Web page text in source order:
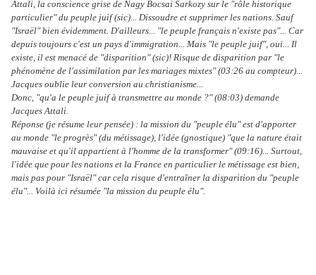
Attali, la conscience grise de Nagy Bocsai Sarkozy sur le "rôle historique
particulier" du peuple juif (sic)... Dissoudre et supprimer les nations. Sauf
"Israël" bien évidemment. D'ailleurs... "le peuple français n'existe pas"... Car
depuis toujours c'est un pays d'immigration... Mais "le peuple juif", oui... Il
existe, il est menacé de "disparition" (sic)! Risque de disparition par "le
phénomène de l'assimilation par les mariages mixtes" (03:26 au compteur)...
Jacques oublie leur conversion au christianisme...
Donc, "qu'a le peuple juif à transmettre au monde ?" (08:03) demande
Jacques Attali.
Réponse (je résume leur pensée) : la mission du "peuple élu" est d'apporter
au monde "le progrès" (du métissage), l'idée (gnostique) "que la nature était
mauvaise et qu'il appartient à l'homme de la transformer" (09:16)... Surtout,
l'idée que pour les nations et la France en particulier le métissage est bien,
mais pas pour "Israël" car cela risque d'entraîner la disparition du "peuple
élu"... Voilà ici résumée "la mission du peuple élu".